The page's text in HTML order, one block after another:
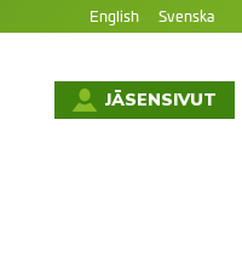
English Svenska
JÄSENSIVUT